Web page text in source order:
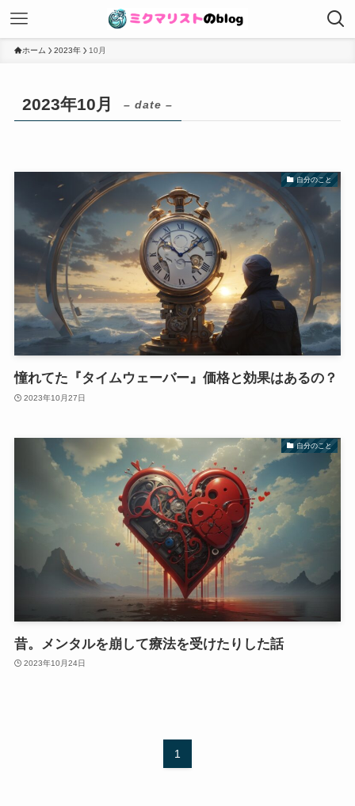
ホーム 2023年 10月
2023年10月 – date –
自分のこと
憧れてた『タイムウェーバー』価格と効果はあるの？
2023年10月27日
自分のこと
昔。メンタルを崩して療法を受けたりした話
2023年10月24日
1